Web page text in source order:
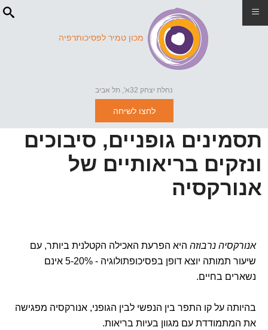
מכון טמיר לפסיכותרפיה
נחלת יצחק 32א', תל אביב
לחצו לשיחה
תסמינים גופניים, סיבוכים
ונזקים בריאותיים של
אנורקסיה
אנורקסיה נרבוזה היא הפרעת האכילה הקטלנית ביותר, עם
שיעור תמותה יוצא דופן בפסיכופתולוגיה - 5-20% אינם
נשארים בחיים.
בהיותה על קו התפר בין הנפשי לבין הגופני, אנורקסיה מפגישה
את המתמודדת עם מגוון בעיות בריאות.
≡